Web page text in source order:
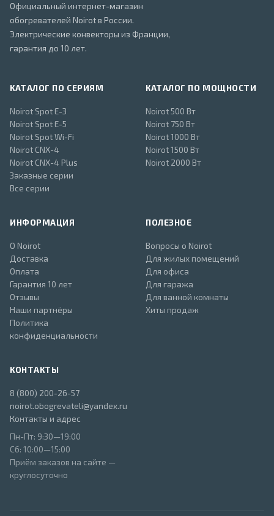
Официальный интернет-магазин
обогревателей Noirot в России.
Электрические конвекторы из Франции,
гарантия до 10 лет.
КАТАЛОГ ПО СЕРИЯМ
Noirot Spot E-3
Noirot Spot E-5
Noirot Spot Wi-Fi
Noirot CNX-4
Noirot CNX-4 Plus
Заказные серии
Все серии
КАТАЛОГ ПО МОЩНОСТИ
Noirot 500 Вт
Noirot 750 Вт
Noirot 1000 Вт
Noirot 1500 Вт
Noirot 2000 Вт
ИНФОРМАЦИЯ
О Noirot
Доставка
Оплата
Гарантия 10 лет
Отзывы
Наши партнёры
Политика
конфиденциальности
ПОЛЕЗНОЕ
Вопросы о Noirot
Для жилых помещений
Для офиса
Для гаража
Для ванной комнаты
Хиты продаж
КОНТАКТЫ
8 (800) 200-26-57
noirot.obogrevateli@yandex.ru
Контакты и адрес
Пн-Пт: 9:30—19:00
Сб: 10:00—15:00
Приём заказов на сайте —
круглосуточно